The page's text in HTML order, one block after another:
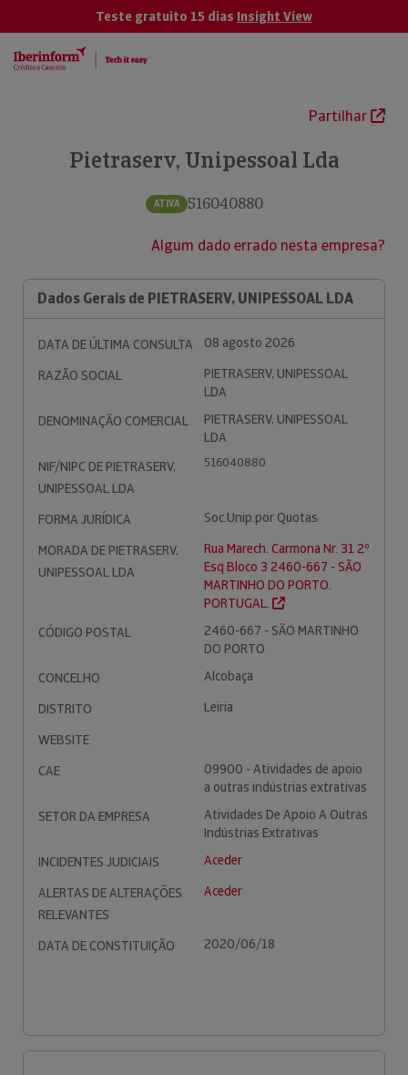
Teste gratuito 15 dias Insight View
Partilhar
Pietraserv, Unipessoal Lda
ATIVA 516040880
Algum dado errado nesta empresa?
Dados Gerais de PIETRASERV, UNIPESSOAL LDA
DATA DE ÚLTIMA CONSULTA
08 agosto 2026
RAZÃO SOCIAL
PIETRASERV, UNIPESSOAL
LDA
DENOMINAÇÃO COMERCIAL
PIETRASERV, UNIPESSOAL
LDA
NIF/NIPC DE PIETRASERV,
UNIPESSOAL LDA
516040880
FORMA JURÍDICA
Soc.Unip.por Quotas
MORADA DE PIETRASERV,
UNIPESSOAL LDA
Rua Marech. Carmona Nr. 31 2º
Esq Bloco 3 2460-667 - SÃO
MARTINHO DO PORTO.
PORTUGAL.
CÓDIGO POSTAL
2460-667 - SÃO MARTINHO
DO PORTO
CONCELHO
Alcobaça
DISTRITO
Leiria
WEBSITE
CAE
09900 - Atividades de apoio
a outras indústrias extrativas
SETOR DA EMPRESA
Atividades De Apoio A Outras
Indústrias Extrativas
INCIDENTES JUDICIAIS
Aceder
ALERTAS DE ALTERAÇÕES
RELEVANTES
Aceder
DATA DE CONSTITUIÇÃO 2020/06/18